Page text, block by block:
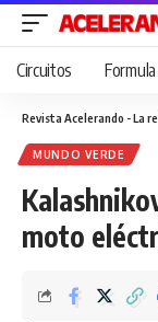
Circuitos Formula
Revista Acelerando - La
MUNDO VERDE
moto